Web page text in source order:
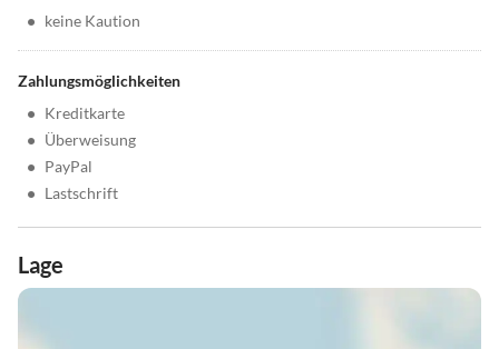
• keine Kaution
Zahlungsmöglichkeiten
• Kreditkarte
• Überweisung
• PayPal
• Lastschrift
Lage